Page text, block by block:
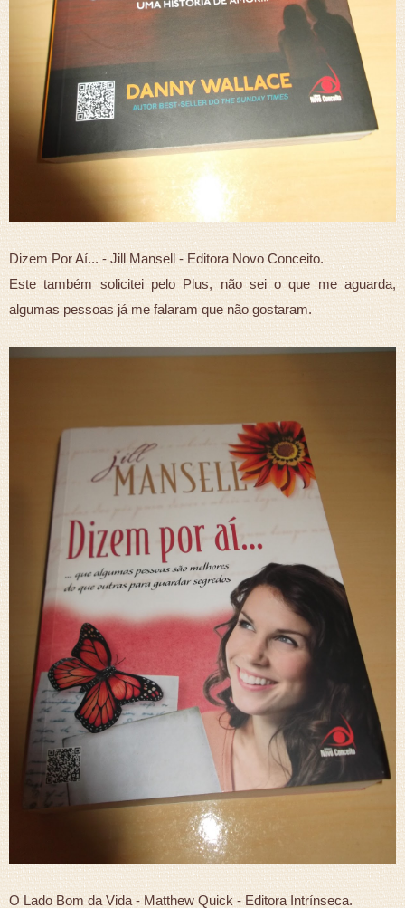
Dizem Por Aí... - Jill Mansell - Editora Novo Conceito.
Este também solicitei pelo Plus, não sei o que me aguarda,
algumas pessoas já me falaram que não gostaram.
O Lado Bom da Vida - Matthew Quick - Editora Intrínseca.